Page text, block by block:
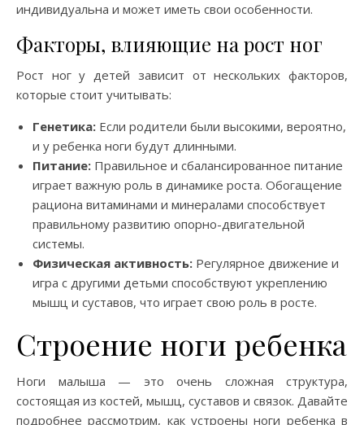
индивидуальна и может иметь свои особенности.
Факторы, влияющие на рост ног
Рост ног у детей зависит от нескольких факторов,
которые стоит учитывать:
Генетика: Если родители были высокими, вероятно,
и у ребенка ноги будут длинными.
Питание: Правильное и сбалансированное питание
играет важную роль в динамике роста. Обогащение
рациона витаминами и минералами способствует
правильному развитию опорно-двигательной
системы.
Физическая активность: Регулярное движение и
игра с другими детьми способствуют укреплению
мышц и суставов, что играет свою роль в росте.
Строение ноги ребенка
Ноги малыша — это очень сложная структура,
состоящая из костей, мышц, суставов и связок. Давайте
подробнее рассмотрим, как устроены ноги ребенка в